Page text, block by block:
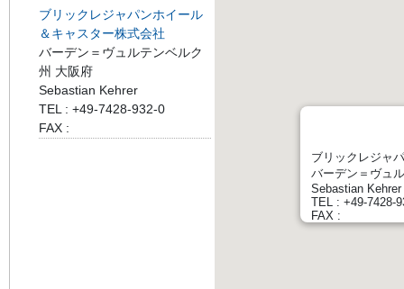
ブリックレジャパンホイール
＆キャスター株式会社
バーデン＝ヴュルテンベルク
州 大阪府
Sebastian Kehrer
TEL : +49-7428-932-0
FAX :
ブリックレジャ
バーデン＝ヴュ
Sebastian Kehrer
TEL : +49-7428-
FAX :